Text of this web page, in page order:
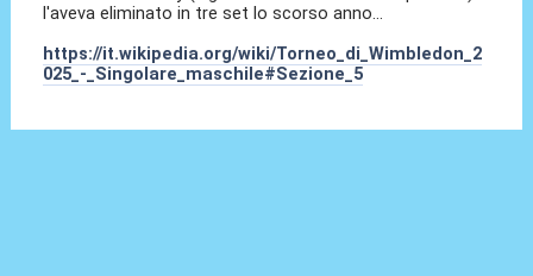
l'aveva eliminato in tre set lo scorso anno...
https://it.wikipedia.org/wiki/Torneo_di_Wimbledon_2
025_-_Singolare_maschile#Sezione_5